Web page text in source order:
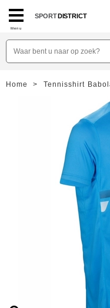
Menu
SPORTDISTRICT
Home > Tennisshirt